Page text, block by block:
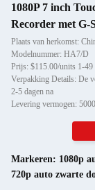
1080P 7 inch
Recorder met G-
Plaats van herkomst:
Modelnummer: HA7/D
Prijs: $115.00/units 1-49
2-5 dagen na
Levering vermogen:
Markeren: 1080p
720p auto zwarte